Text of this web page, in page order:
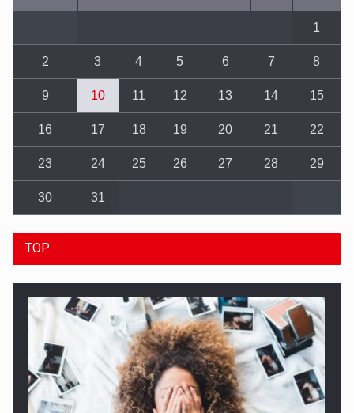
1
2 3 4 5 6 7 8
9 10 11 12 13 14 15
16 17 18 19 20 21 22
23 24 25 26 27 28 29
30 31
TOP